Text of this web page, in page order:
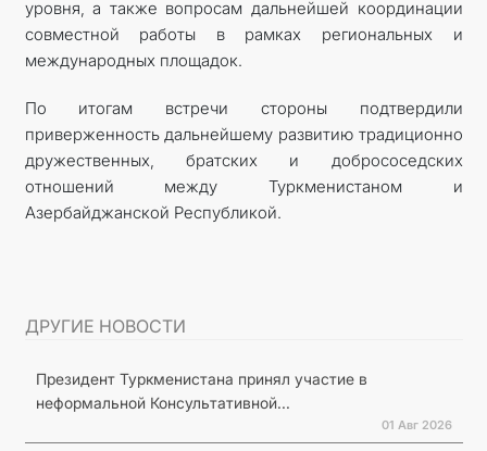
уровня, а также вопросам дальнейшей координации
совместной работы в рамках региональных и
международных площадок.
По итогам встречи стороны подтвердили
приверженность дальнейшему развитию традиционно
дружественных, братских и добрососедских
отношений между Туркменистаном и
Азербайджанской Республикой.
ДРУГИЕ НОВОСТИ
Президент Туркменистана принял участие в
неформальной Консультативной...
01 Авг 2026